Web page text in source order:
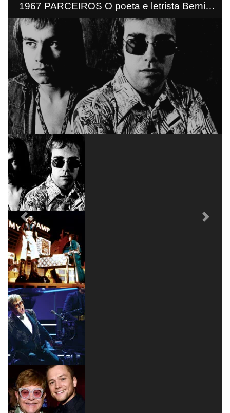
1967 PARCEIROS O poeta e letrista Bernie
Taupin e o compositor Elton John (de óculos
de sol) iniciam uma colaboração de 40 anos
Previous Next